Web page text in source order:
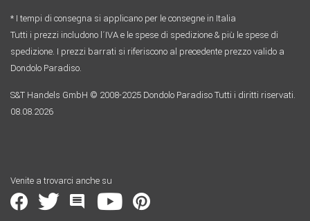
* I tempi di consegna si applicano per le consegne in Italia
Tutti i prezzi includono l´IVA e le spese di spedizione & più le spese di
spedizione. I prezzi barrati si riferiscono al precedente prezzo valido a
Dondolo Paradiso.
S&T Handels GmbH © 2008-2025 Dondolo Paradiso Tutti i diritti riservati.
08.08.2026
Venite a trovarci anche su